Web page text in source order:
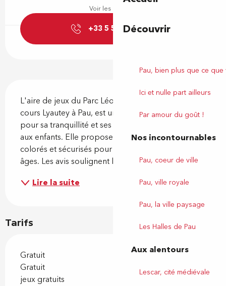
Découvrir
Pau, bien plus que ce
Ici et nulle part ailleurs
Par amour du goût !
Nos incontournables
Pau, coeur de ville
Pau, ville royale
Pau, la ville paysage
Les Halles de Pau
Aux alentours
Lescar, cité médiévale
Voir les horaires
+33 5 59 27 27▒▒
L'aire de jeux du Parc Léon Jaussely, située au 6
cours Lyautey à Pau, est un espace familial prisé
pour sa tranquillité et ses équipements adaptés
aux enfants. Elle propose des jeux modernes,
colorés et sécurisés pour les petits de différents
âges. Les avis soulignent la propreté du lieu, la...
Lire la suite
Tarifs
Gratuit
Gratuit
jeux gratuits